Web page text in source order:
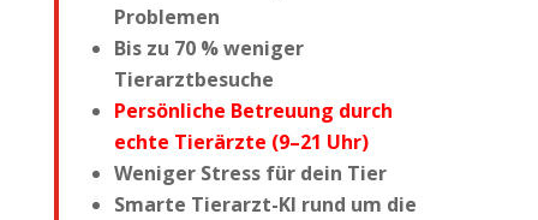
Problemen
Bis zu 70 % weniger
Tierarztbesuche
Persönliche Betreuung durch
echte Tierärzte (9–21 Uhr)
Weniger Stress für dein Tier
Smarte Tierarzt-KI rund um die